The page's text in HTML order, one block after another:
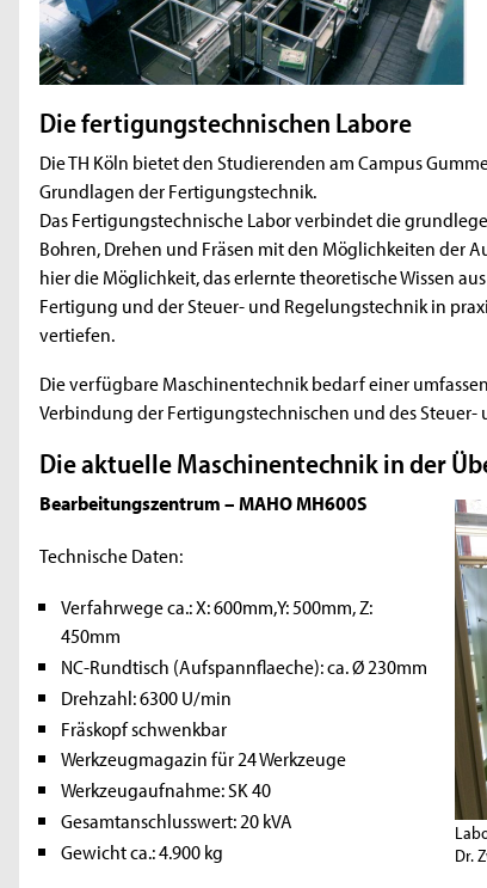
Die fertigungstechnischen Labore
Die TH Köln bietet den Studierenden am Campus
Grundlagen der Fertigungstechnik.
Das Fertigungstechnische Labor verbindet die
Bohren, Drehen und Fräsen mit den Möglichkeiten der
hier die Möglichkeit, das erlernte theoretische Wissen
Fertigung und der Steuer- und Regelungstechnik in
vertiefen.
Die verfügbare Maschinentechnik bedarf einer
Verbindung der Fertigungstechnischen und des
Die aktuelle Maschinentechnik in der
Dr.
Bearbeitungszentrum – MAHO MH600S
Technische Daten:
Verfahrwege ca.: X: 600mm,Y: 500mm, Z:
450mm
NC-Rundtisch (Aufspannflaeche): ca. Ø 230mm
Drehzahl: 6300 U/min
Fräskopf schwenkbar
Werkzeugmagazin für 24 Werkzeuge
Werkzeugaufnahme: SK 40
Gesamtanschlusswert: 20 kVA
Gewicht ca.: 4.900 kg